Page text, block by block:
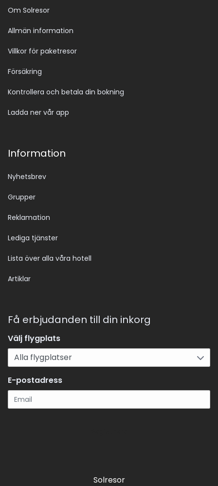
Om Solresor
Allmän information
Villkor för paketresor
Försäkring
Kontrollera och betala din bokning
Ladda ner vår app
Information
Nyhetsbrev
Grupper
Reklamation
Lediga tjänster
Lista över alla våra hotell
Artiklar
Få erbjudanden till din inkorg
Välj flygplats
E-postadress
Solresor